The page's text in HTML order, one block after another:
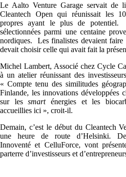
Le Aalto Venture Garage servait de
Cleantech Open qui réunissait les
propres ayant le plus de potentiel.
sélectionnées parmi une centaine
nordiques. Les finalistes devaient faire
devait choisir celle qui avait fait la
Michel Lambert, Associé chez Cycle
à un atelier réunissant des
« Compte tenu des similitudes
Finlande, les innovations développées
sur lessmarténergies et les
accueillies ici », croit-il.
Demain, c’est le début du Cleantech
une heure de route d’Helsinki.
Innoventé et CelluForce, vont
parterre d’investisseurs et